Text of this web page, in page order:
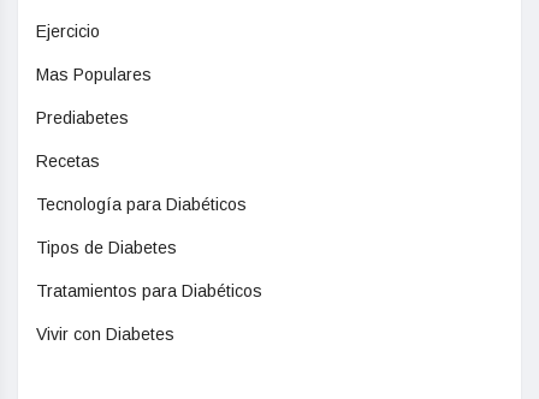
Ejercicio
Mas Populares
Prediabetes
Recetas
Tecnología para Diabéticos
Tipos de Diabetes
Tratamientos para Diabéticos
Vivir con Diabetes